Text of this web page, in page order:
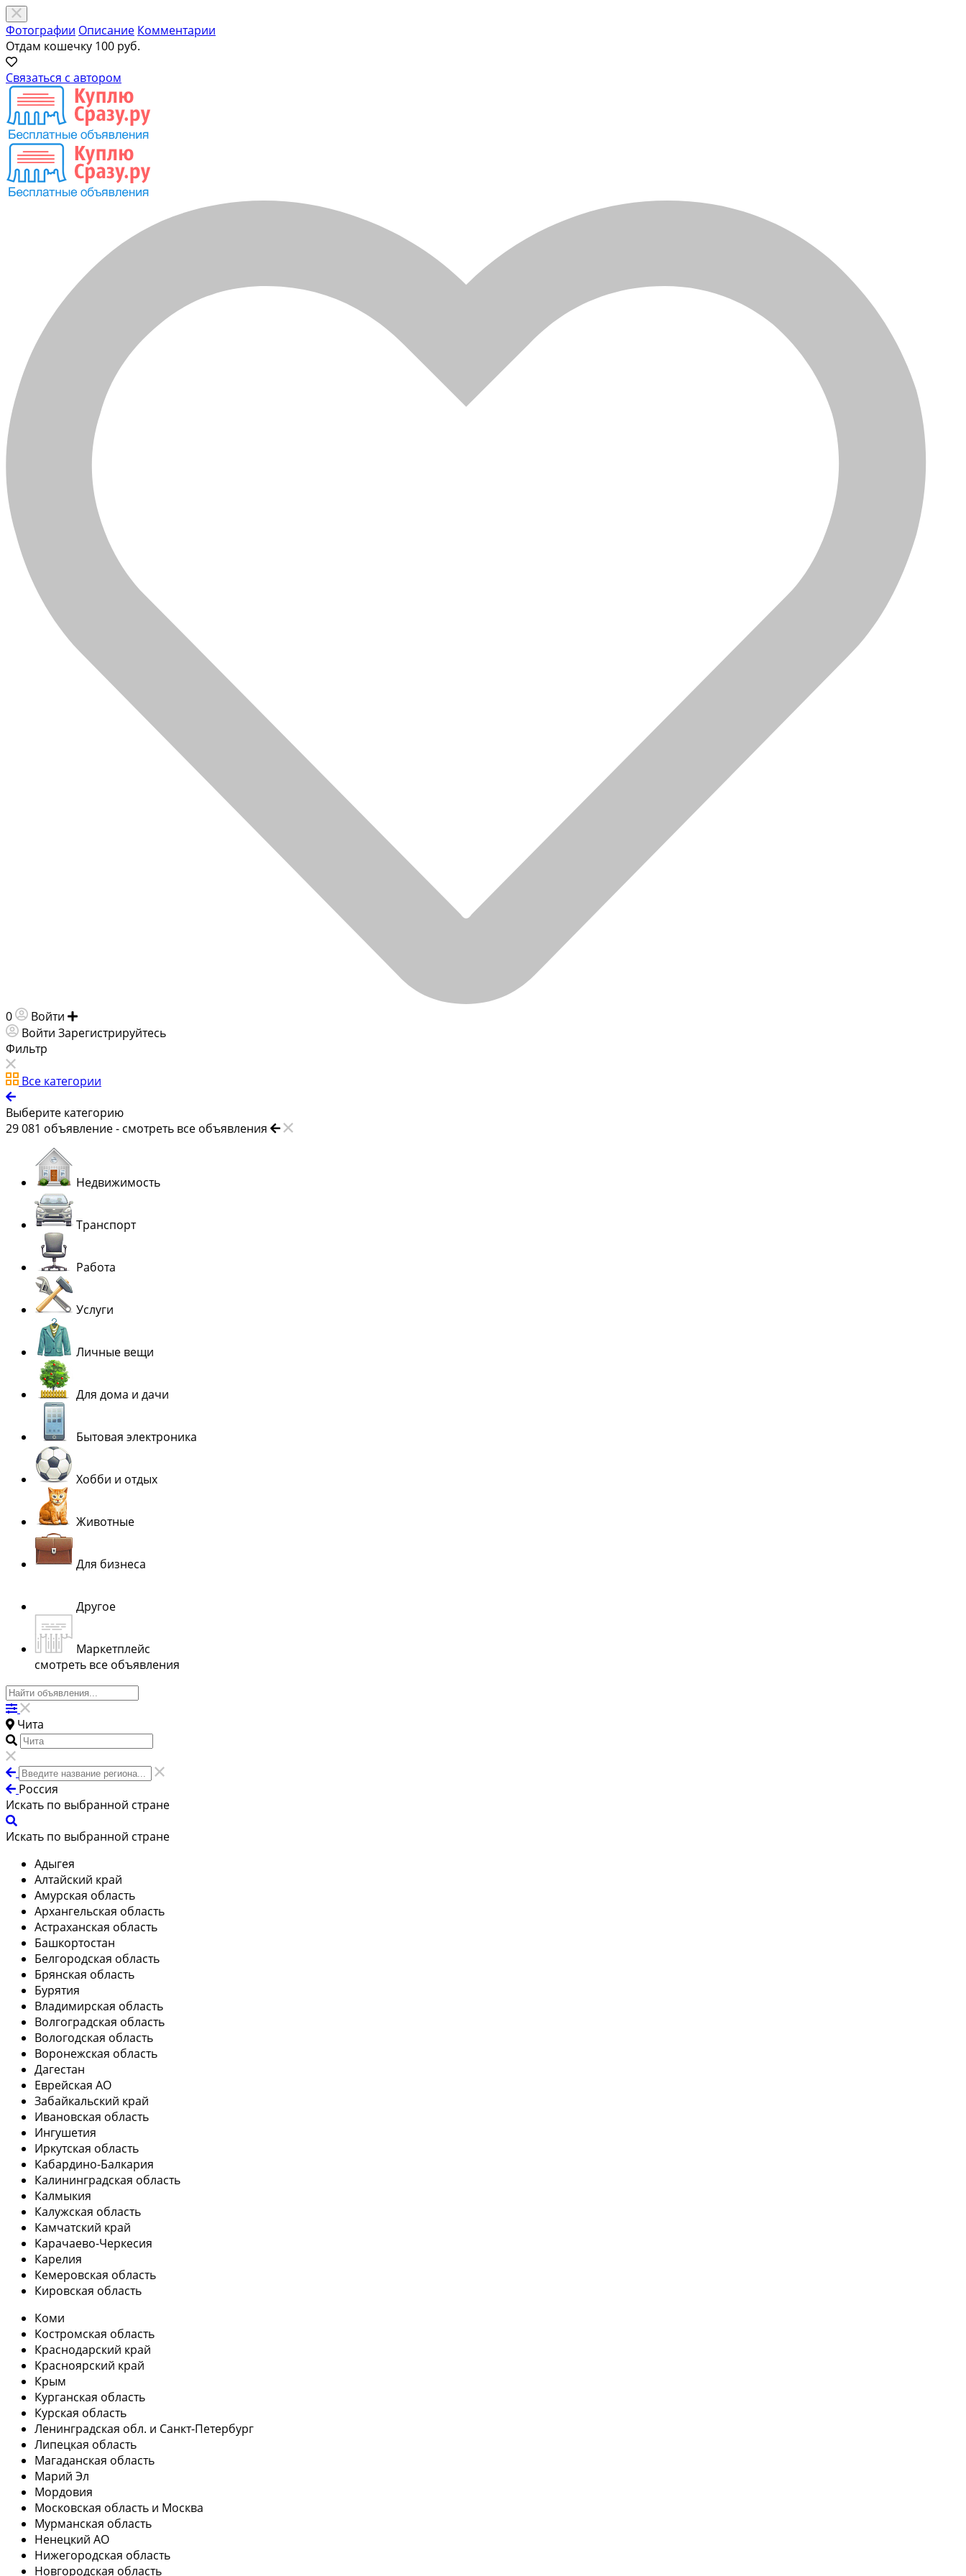
Фотографии Описание Комментарии
Отдам кошечку 100 руб.
Связаться с автором
0 Войти
Войти Зарегистрируйтесь
Фильтр
Все категории
Выберите категорию
29 081 объявление - смотреть все объявления
Недвижимость
Транспорт
Работа
Услуги
Личные вещи
Для дома и дачи
Бытовая электроника
Хобби и отдых
Животные
Для бизнеса
Другое
Маркетплейс
смотреть все объявления
Чита
Россия
Искать по выбранной стране
Искать по выбранной стране
Адыгея
Алтайский край
Амурская область
Архангельская область
Астраханская область
Башкортостан
Белгородская область
Брянская область
Бурятия
Владимирская область
Волгоградская область
Вологодская область
Воронежская область
Дагестан
Еврейская АО
Забайкальский край
Ивановская область
Ингушетия
Иркутская область
Кабардино-Балкария
Калининградская область
Калмыкия
Калужская область
Камчатский край
Карачаево-Черкесия
Карелия
Кемеровская область
Кировская область
Коми
Костромская область
Краснодарский край
Красноярский край
Крым
Курганская область
Курская область
Ленинградская обл. и Санкт-Петербург
Липецкая область
Магаданская область
Марий Эл
Мордовия
Московская область и Москва
Мурманская область
Ненецкий АО
Нижегородская область
Новгородская область